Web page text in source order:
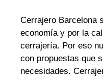
Cerrajero Barcelona
economía y por la
cerrajería. Por eso
con propuestas que
necesidades.